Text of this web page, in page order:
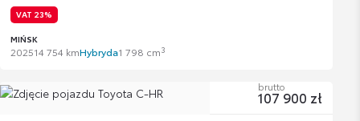
VAT 23%
MIŃSK
202514 754 kmHybryda1 798 cm3
brutto
107 900 zł